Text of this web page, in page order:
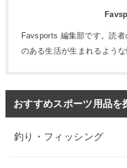
Favsports 編集部です。読
のある生活が生まれるよう
おすすめスポーツ用品を
釣り・フィッシング